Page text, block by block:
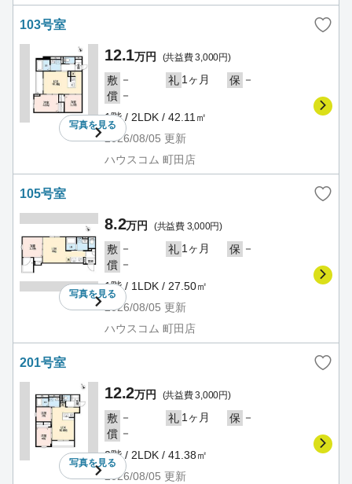
103号室
写真を見る
12.1万円 (共益費 3,000円)
敷 － 礼 1ヶ月 保 －
償 －
1階 / 2LDK / 42.11㎡
2026/08/05 更新
ハウスコム 町田店
105号室
写真を見る
8.2万円 (共益費 3,000円)
敷 － 礼 1ヶ月 保 －
償 －
1階 / 1LDK / 27.50㎡
2026/08/05 更新
ハウスコム 町田店
201号室
写真を見る
12.2万円 (共益費 3,000円)
敷 － 礼 1ヶ月 保 －
償 －
2階 / 2LDK / 41.38㎡
2026/08/05 更新